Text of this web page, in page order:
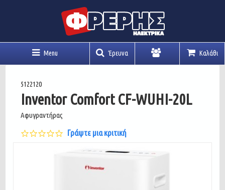
Menu Έρευνα Καλάθι
5122120
Inventor Comfort CF-WUHI-20L
Αφυγραντήρας
0.0
star
Γράψτε μια κριτική